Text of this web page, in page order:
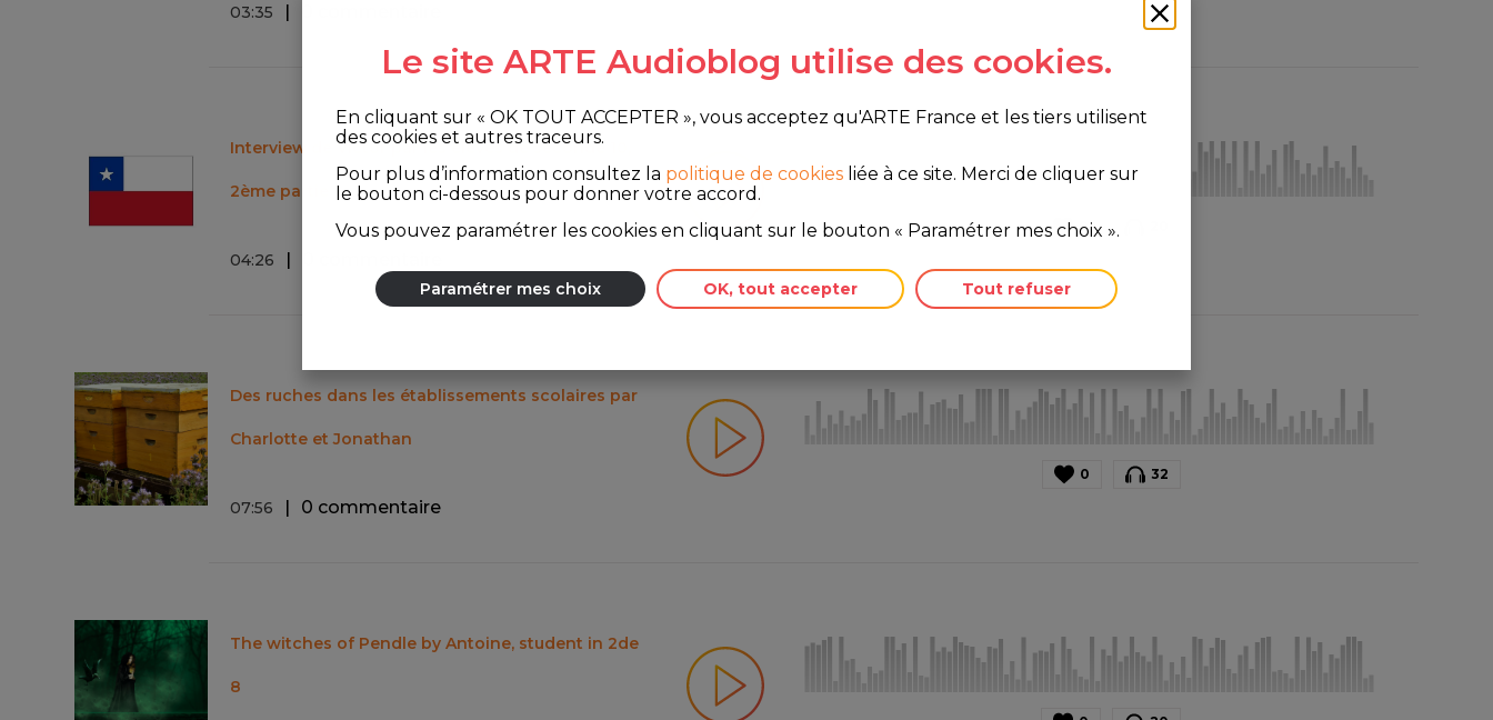
03:35
Interview de Victor par les élèves de seconde 10,
2ème partie
04:26
0
Des ruches dans les établissements scolaires par
Charlotte et Jonathan
07:56 0 commentaire
0 32
The witches of Pendle by Antoine, student in 2de
8
Le site ARTE Audioblog utilise des cookies.
En cliquant sur « OK TOUT ACCEPTER », vous acceptez qu'ARTE France et les tiers utilisent
des cookies et autres traceurs.
Pour plus d’information consultez la politique de cookies liée à ce site. Merci de cliquer sur
le bouton ci-dessous pour donner votre accord.
Vous pouvez paramétrer les cookies en cliquant sur le bouton « Paramétrer mes choix ».
Paramétrer mes choix OK, tout accepter Tout refuser